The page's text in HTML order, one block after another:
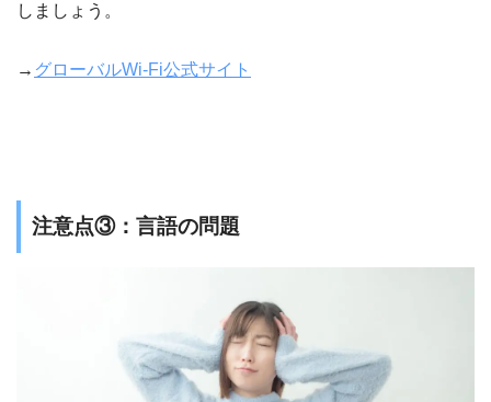
しましょう。
→ グローバルWi-Fi公式サイト
注意点③：言語の問題